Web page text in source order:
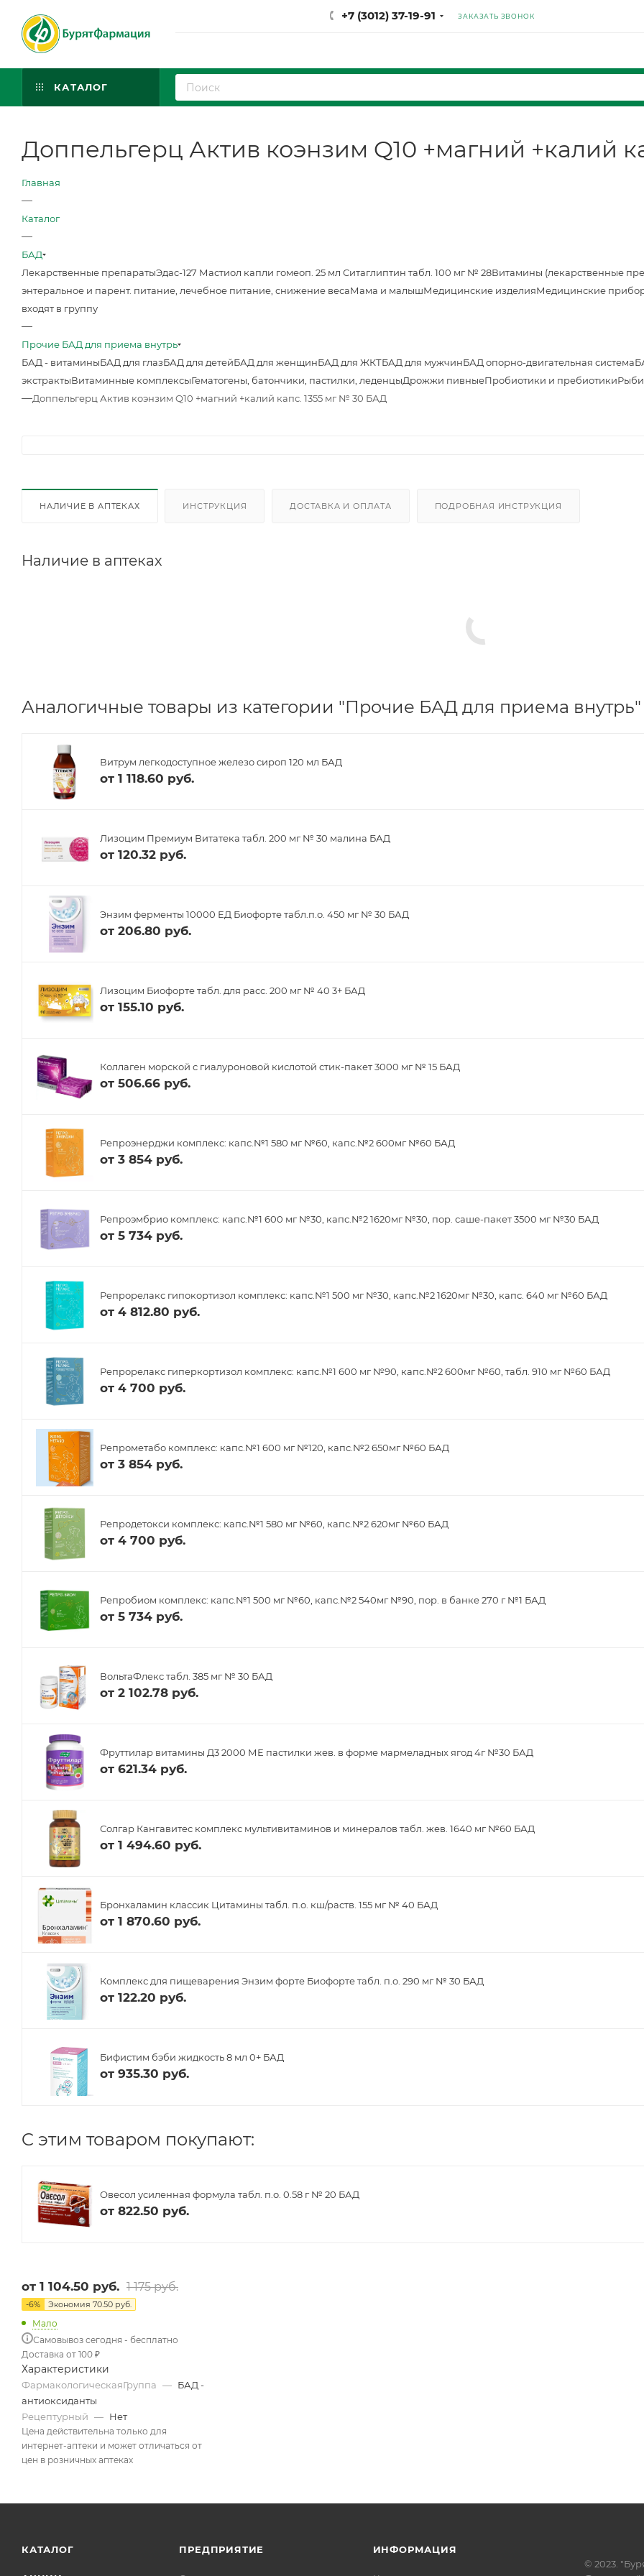
+7 (3012) 37-19-91 ЗАКАЗАТЬ ЗВОНОК
КАТАЛОГ
Доппельгерц Актив коэнзим Q10 +магний +калий
Главная
—
Каталог
—
БАД
Лекарственные препаратыЭдас-127 Мастиол капли гомеоп. 25 мл Ситаглиптин табл. 100 мг № 28Витамины (лекарственные
энтеральное и парент. питание, лечебное питание, снижение весаМама и малышМедицинские изделияМедицинские
входят в группу
—
Прочие БАД для приема внутрь
БАД - витаминыБАД для глазБАД для детейБАД для женщинБАД для ЖКТБАД для мужчинБАД опорно-двигательная система
экстрактыВитаминные комплексыГематогены, батончики, пастилки, леденцыДрожжи пивныеПробиотики и пребиотики
—Доппельгерц Актив коэнзим Q10 +магний +калий капс. 1355 мг № 30 БАД
НАЛИЧИЕ В АПТЕКАХ ИНСТРУКЦИЯ ДОСТАВКА И ОПЛАТА ПОДРОБНАЯ ИНСТРУКЦИЯ
Наличие в аптеках
Аналогичные товары из категории "Прочие БАД для приема внутрь"
Витрум легкодоступное железо сироп 120 мл БАД
от 1 118.60 руб.
Лизоцим Премиум Витатека табл. 200 мг № 30 малина БАД
от 120.32 руб.
Энзим ферменты 10000 ЕД Биофорте табл.п.о. 450 мг № 30 БАД
от 206.80 руб.
Лизоцим Биофорте табл. для расс. 200 мг № 40 3+ БАД
от 155.10 руб.
Коллаген морской с гиалуроновой кислотой стик-пакет 3000 мг № 15 БАД
от 506.66 руб.
Репроэнерджи комплекс: капс.№1 580 мг №60, капс.№2 600мг №60 БАД
от 3 854 руб.
Репроэмбрио комплекс: капс.№1 600 мг №30, капс.№2 1620мг №30, пор. саше-пакет 3500 мг №30 БАД
от 5 734 руб.
Репрорелакс гипокортизол комплекс: капс.№1 500 мг №30, капс.№2 1620мг №30, капс. 640 мг №60 БАД
от 4 812.80 руб.
Репрорелакс гиперкортизол комплекс: капс.№1 600 мг №90, капс.№2 600мг №60, табл. 910 мг №60 БАД
от 4 700 руб.
Репрометабо комплекс: капс.№1 600 мг №120, капс.№2 650мг №60 БАД
от 3 854 руб.
Репродетокси комплекс: капс.№1 580 мг №60, капс.№2 620мг №60 БАД
от 4 700 руб.
Репробиом комплекс: капс.№1 500 мг №60, капс.№2 540мг №90, пор. в банке 270 г №1 БАД
от 5 734 руб.
ВольтаФлекс табл. 385 мг № 30 БАД
от 2 102.78 руб.
Фруттилар витамины Д3 2000 МЕ пастилки жев. в форме мармеладных ягод 4г №30 БАД
от 621.34 руб.
Солгар Кангавитес комплекс мультивитаминов и минералов табл. жев. 1640 мг №60 БАД
от 1 494.60 руб.
Бронхаламин классик Цитамины табл. п.о. кш/раств. 155 мг № 40 БАД
от 1 870.60 руб.
Комплекс для пищеварения Энзим форте Биофорте табл. п.о. 290 мг № 30 БАД
от 122.20 руб.
Бифистим бэби жидкость 8 мл 0+ БАД
от 935.30 руб.
C этим товаром покупают:
Овесол усиленная формула табл. п.о. 0.58 г № 20 БАД
от 822.50 руб.
от 1 104.50 руб. 1 175 руб.
-6% Экономия 70.50 руб.
Мало
Самовывоз сегодня - бесплатно
Доставка от 100 ₽
Характеристики
ФармакологическаяГруппа — БАД -
антиоксиданты
Рецептурный — Нет
Цена действительна только для
интернет-аптеки и может отличаться от
цен в розничных аптеках
КАТАЛОГ ПРЕДПРИЯТИЕ ИНФОРМАЦИЯ
© 2023.